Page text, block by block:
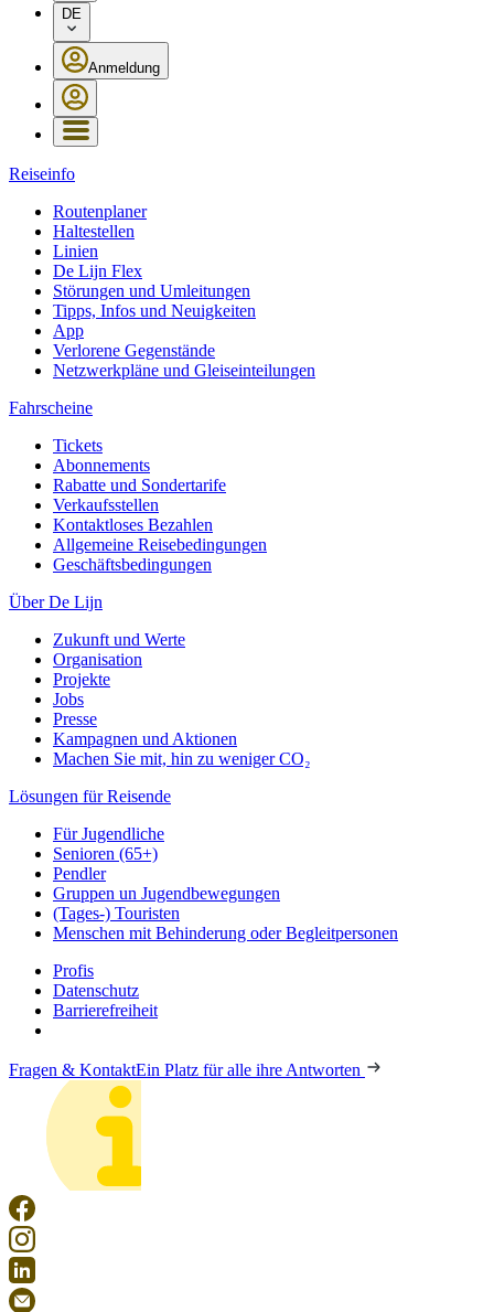
DE
Anmeldung
Reiseinfo
Routenplaner
Haltestellen
Linien
De Lijn Flex
Störungen und Umleitungen
Tipps, Infos und Neuigkeiten
App
Verlorene Gegenstände
Netzwerkpläne und Gleiseinteilungen
Fahrscheine
Tickets
Abonnements
Rabatte und Sondertarife
Verkaufsstellen
Kontaktloses Bezahlen
Allgemeine Reisebedingungen
Geschäftsbedingungen
Über De Lijn
Zukunft und Werte
Organisation
Projekte
Jobs
Presse
Kampagnen und Aktionen
Machen Sie mit, hin zu weniger CO₂
Lösungen für Reisende
Für Jugendliche
Senioren (65+)
Pendler
Gruppen un Jugendbewegungen
(Tages-) Touristen
Menschen mit Behinderung oder Begleitpersonen
Profis
Datenschutz
Barrierefreiheit
Fragen & KontaktEin Platz für alle ihre Antworten